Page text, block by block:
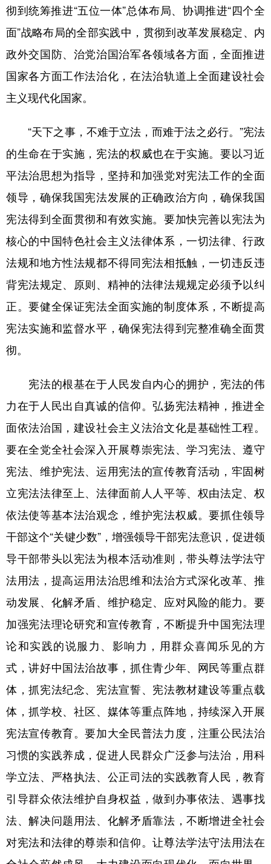
Deutsch Português
彻到统筹推进“五位一体”总体布局、协调推进“四个全
面”战略布局的全部实践中，贯彻到改革发展稳定、内
政外交国防、治党治国治军各领域各方面，全面推进
国家各方面工作法治化，在法治轨道上全面建设社会
主义现代化国家。
“天下之事，不难于立法，而难于法之必行。”宪法
的生命在于实施，宪法的权威也在于实施。要以习近
平法治思想为指导，坚持和加强党对宪法工作的全面
领导，确保我国宪法发展的正确政治方向，确保我国
宪法得到全面贯彻和有效实施。要加快完善以宪法为
核心的中国特色社会主义法律体系，一切法律、行政
法规和地方性法规都不得同宪法相抵触，一切违反违
背宪法规定、原则、精神的法律法规规定必须予以纠
正。要健全保证宪法全面实施的制度体系，不断提高
宪法实施和监督水平，确保宪法得到完整准确全面贯
彻。
宪法的根基在于人民发自内心的拥护，宪法的伟
力在于人民出自真诚的信仰。弘扬宪法精神，推进全
面依法治国，建设社会主义法治文化是基础性工程。
要在全党全社会深入开展尊崇宪法、学习宪法、遵守
宪法、维护宪法、运用宪法的宣传教育活动，牢固树
立宪法法律至上、法律面前人人平等、权由法定、权
依法使等基本法治观念，维护宪法权威。要抓住领导
干部这个“关键少数”，增强领导干部宪法意识，促进领
导干部带头以宪法为根本活动准则，带头尊法学法守
法用法，提高运用法治思维和法治方式深化改革、推
动发展、化解矛盾、维护稳定、应对风险的能力。要
加强宪法理论研究和宣传教育，不断提升中国宪法理
论和实践的说服力、影响力，用群众喜闻乐见的方
式，讲好中国法治故事，抓住青少年、网民等重点群
体，抓宪法纪念、宪法宣誓、宪法教材建设等重点载
体，抓学校、社区、媒体等重点阵地，持续深入开展
宪法宣传教育。要加大全民普法力度，注重公民法治
习惯的实践养成，促进人民群众广泛参与法治，用科
学立法、严格执法、公正司法的实践教育人民，教育
引导群众依法维护自身权益，做到办事依法、遇事找
法、解决问题用法、化解矛盾靠法，不断增进全社会
对宪法和法律的尊崇和信仰。让尊法学法守法用法在